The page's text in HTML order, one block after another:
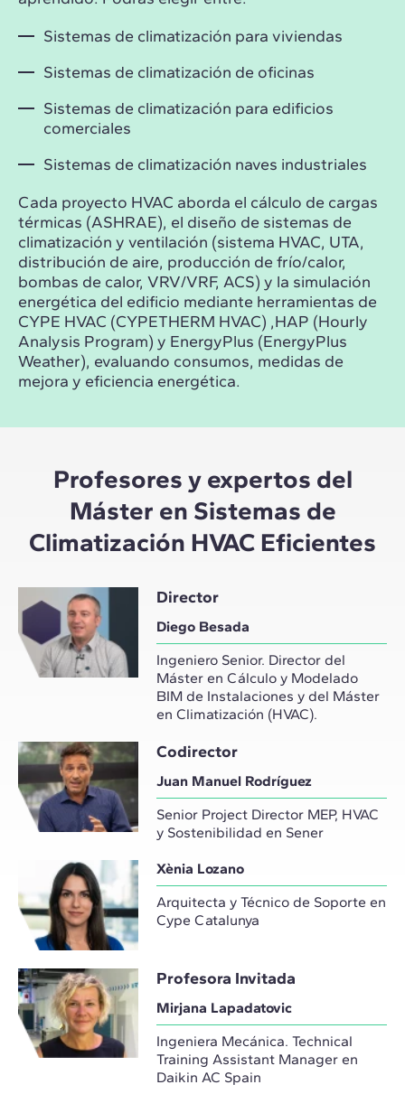
Sistemas de climatización para viviendas
Sistemas de climatización de oficinas
Sistemas de climatización para edificios
comerciales
Sistemas de climatización naves industriales
Cada proyecto HVAC aborda el cálculo de cargas
térmicas (ASHRAE), el diseño de sistemas de
climatización y ventilación (sistema HVAC, UTA,
distribución de aire, producción de frío/calor,
bombas de calor, VRV/VRF, ACS) y la simulación
energética del edificio mediante herramientas de
CYPE HVAC (CYPETHERM HVAC) ,HAP (Hourly
Analysis Program) y EnergyPlus (EnergyPlus
Weather), evaluando consumos, medidas de
mejora y eficiencia energética.
Profesores y expertos del
Máster en Sistemas de
Climatización HVAC Eficientes
Director
Diego Besada
Ingeniero Senior. Director del
Máster en Cálculo y Modelado
BIM de Instalaciones y del Máster
en Climatización (HVAC).
Codirector
Juan Manuel Rodríguez
Senior Project Director MEP, HVAC
y Sostenibilidad en Sener
Xènia Lozano
Arquitecta y Técnico de Soporte en
Cype Catalunya
Profesora Invitada
Mirjana Lapadatovic
Ingeniera Mecánica. Technical
Training Assistant Manager en
Daikin AC Spain